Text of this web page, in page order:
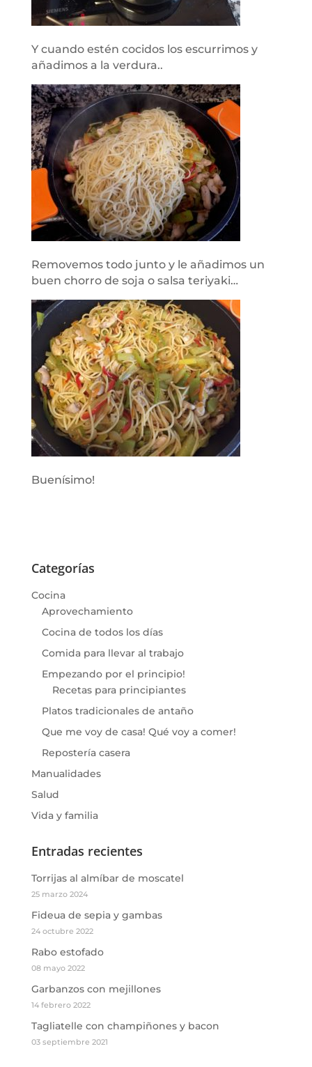
Y cuando estén cocidos los escurrimos y
añadimos a la verdura..
Removemos todo junto y le añadimos un
buen chorro de soja o salsa teriyaki…
Buenísimo!
Categorías
Cocina
Aprovechamiento
Cocina de todos los días
Comida para llevar al trabajo
Empezando por el principio!
Recetas para principiantes
Platos tradicionales de antaño
Que me voy de casa! Qué voy a comer!
Repostería casera
Manualidades
Salud
Vida y familia
Entradas recientes
Torrijas al almíbar de moscatel
25 marzo 2024
Fideua de sepia y gambas
24 octubre 2022
Rabo estofado
08 mayo 2022
Garbanzos con mejillones
14 febrero 2022
Tagliatelle con champiñones y bacon
03 septiembre 2021